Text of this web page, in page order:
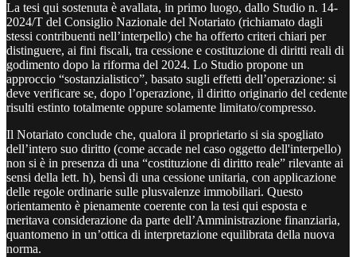
La tesi qui sostenuta è avallata, in primo luogo, dallo Studio n. 14-
2024/T del Consiglio Nazionale del Notariato (richiamato dagli
stessi contribuenti nell’interpello) che ha offerto criteri chiari per
distinguere, ai fini fiscali, tra cessione e costituzione di diritti reali di
godimento dopo la riforma del 2024. Lo Studio propone un
approccio “sostanzialistico”, basato sugli effetti dell’operazione: si
deve verificare se, dopo l’operazione, il diritto originario del cedente
risulti estinto totalmente oppure solamente limitato/compresso.
Il Notariato conclude che, qualora il proprietario si sia spogliato
dell’intero suo diritto (come accade nel caso oggetto dell'interpello)
non si è in presenza di una “costituzione di diritto reale” rilevante ai
sensi della lett. h), bensì di una cessione unitaria, con applicazione
delle regole ordinarie sulle plusvalenze immobiliari. Questo
orientamento è pienamente coerente con la tesi qui esposta e
meritava considerazione da parte dell’Amministrazione finanziaria,
quantomeno in un’ottica di interpretazione equilibrata della nuova
norma.